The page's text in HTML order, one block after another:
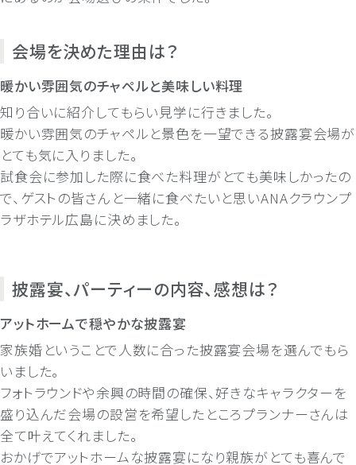
会場を決めた理由は？
暖かい雰囲気のチャペルと美味しい料理
知り合いに紹介してもらい見学に行きました。
暖かい雰囲気のチャペルと景色を一望できる披露宴会場が
とても気に入りました。
試食会に参加した際に食べた料理がとても美味しかったの
で、ゲストの皆さんと一緒に食べたいと思いANAクラウンプ
ラザホテル広島に決めました。
披露宴、パーティーの内容、感想は？
アットホームで穏やかな披露宴
家族婚ということで人数に合った披露宴会場を選んでもら
いました。
フォトラウンドや余興の時間の確保、好きなキャラクターを
盛り込んだ会場の設営を希望したところプランナーさんは
全て叶えてくれました。
おかげでアットホームな披露宴になり親族がとても喜んで